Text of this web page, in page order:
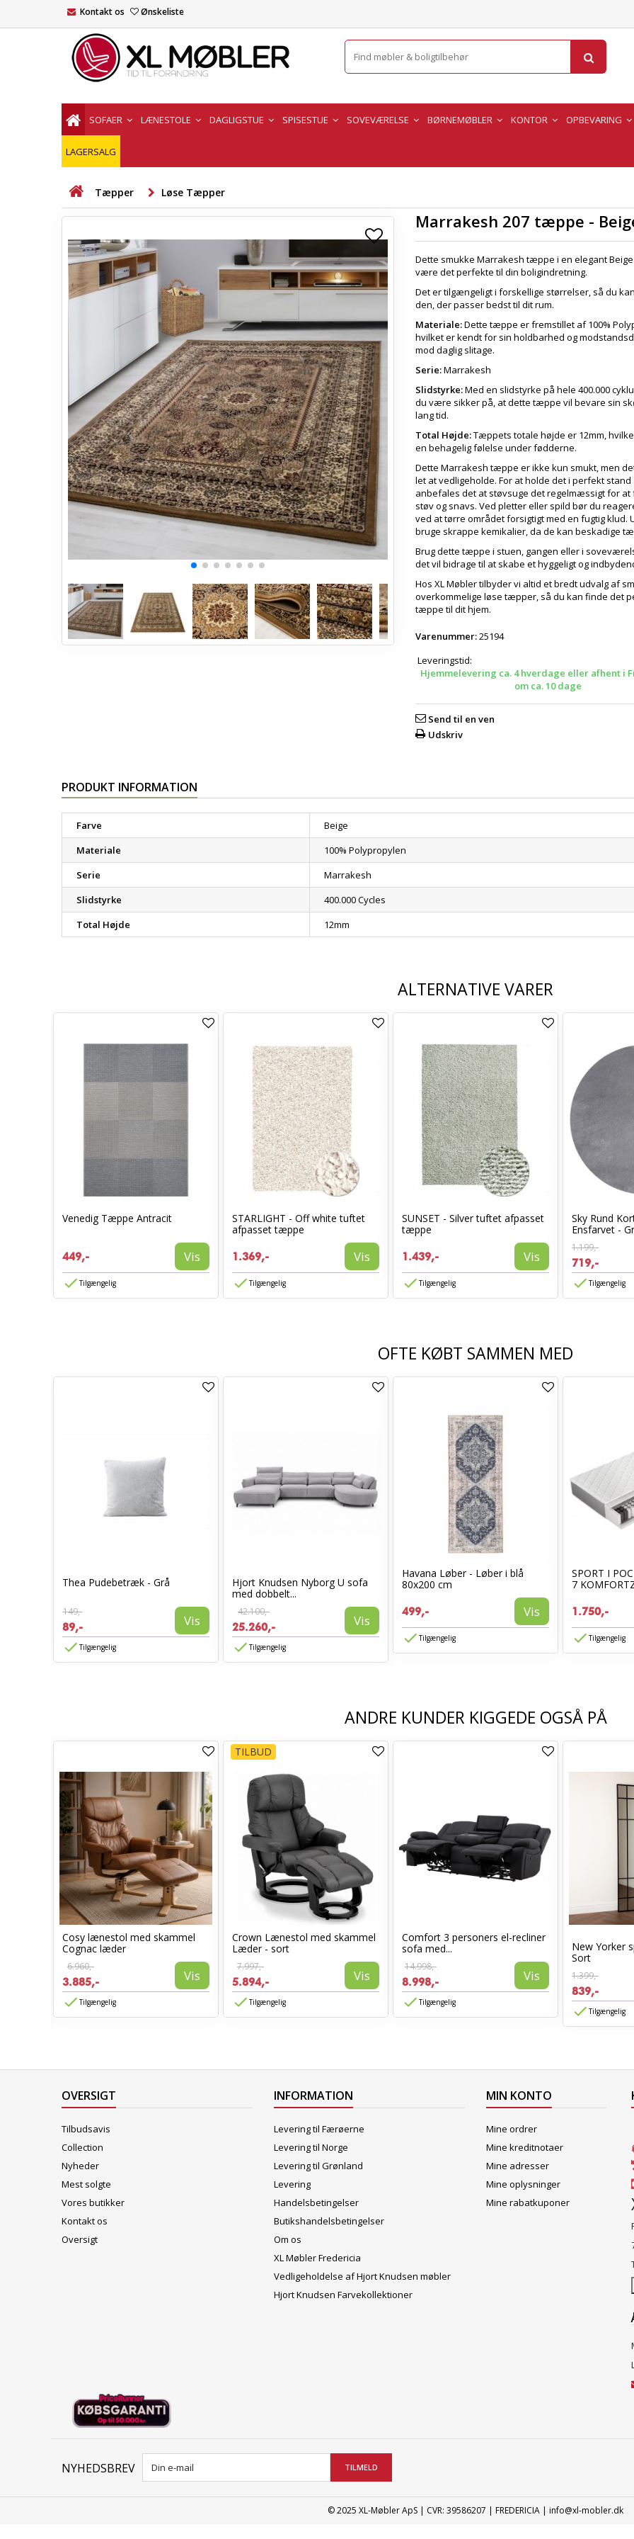
Kontakt os Ønskeliste
SOFAER LÆNESTOLE DAGLIGSTUE SPISESTUE SOVEVÆRELSE BØRNEMØBLER KONTOR OPBEVARING
LAGERSALG
Tæpper Løse Tæpper
Marrakesh 207 tæppe -
Dette smukke Marrakesh tæppe i en elegant
være det perfekte til din boligindretning.
Det er tilgængeligt i forskellige størrelser, så du
den, der passer bedst til dit rum.
Materiale:Dette tæppe er fremstillet af 100%
hvilket er kendt for sin holdbarhed og
mod daglig slitage.
Serie:Marrakesh
Slidstyrke:Med en slidstyrke på hele 400.000
du være sikker på, at dette tæppe vil bevare sin
lang tid.
Total Højde:Tæppets totale højde er 12mm,
en behagelig følelse under fødderne.
Dette Marrakesh tæppe er ikke kun smukt, men
let at vedligeholde. For at holde det i perfekt stand
anbefales det at støvsuge det regelmæssigt for at
støv og snavs. Ved pletter eller spild bør du
ved at tørre området forsigtigt med en fugtig klud.
bruge skrappe kemikalier, da de kan beskadige
Brug dette tæppe i stuen, gangen eller i
det vil bidrage til at skabe et hyggeligt og
Hos XL Møbler tilbyder vi altid et bredt udvalg af
overkommelige løse tæpper, så du kan finde det
tæppe til dit hjem.
Varenummer:25194
Leveringstid:
Hjemmelevering ca. 4 hverdage eller afhent i
om ca. 10 dage
Send til en ven
Udskriv
PRODUKT INFORMATION
Farve
Beige
Materiale
100% Polypropylen
Serie
Marrakesh
Slidstyrke
400.000 Cycles
Total Højde
12mm
ALTERNATIVE VARER
Venedig Tæppe Antracit
449,- Vis
Tilgængelig
STARLIGHT - Off white tuftet
afpasset tæppe
1.369,- Vis
Tilgængelig
SUNSET - Silver tuftet afpasset
tæppe
1.439,- Vis
Tilgængelig
Sky Rund
Ensfarvet -
1.199,-
719,-
Tilgængelig
OFTE KØBT SAMMEN MED
Thea Pudebetræk - Grå
149,-
89,- Vis
Tilgængelig
Hjort Knudsen Nyborg U sofa
med dobbelt...
42.100,-
25.260,- Vis
Tilgængelig
Havana Løber - Løber i blå
80x200 cm
499,- Vis
Tilgængelig
SPORT I
7
1.750,-
Tilgængelig
ANDRE KUNDER KIGGEDE OGSÅ PÅ
Cosy lænestol med skammel
Cognac læder
6.960,-
3.885,- Vis
Tilgængelig
TILBUD
Crown Lænestol med skammel
Læder - sort
7.997,-
5.894,- Vis
Tilgængelig
Comfort 3 personers el-recliner
sofa med...
14.998,-
8.998,- Vis
Tilgængelig
New Yorker
Sort
1.399,-
839,-
Tilgængelig
OVERSIGT
Tilbudsavis
Collection
Nyheder
Mest solgte
Vores butikker
Kontakt os
Oversigt
INFORMATION
Levering til Færøerne
Levering til Norge
Levering til Grønland
Levering
Handelsbetingelser
Butikshandelsbetingelser
Om os
XL Møbler Fredericia
Vedligeholdelse af Hjort Knudsen møbler
Hjort Knudsen Farvekollektioner
© 2025 XL-Møbler ApS | CVR: 39586207 | FREDERICIA | info@xl-mobler.dk
MIN KONTO
Mine ordrer
Mine kreditnotaer
Mine adresser
Mine oplysninger
Mine rabatkuponer
NYHEDSBREV TILMELD